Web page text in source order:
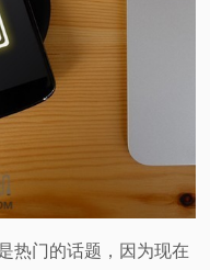
热门的话题，因为现在